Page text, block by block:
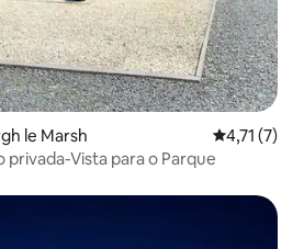
le Marsh 4,71 de
4,71 (7)
privada-Vista para o Parque